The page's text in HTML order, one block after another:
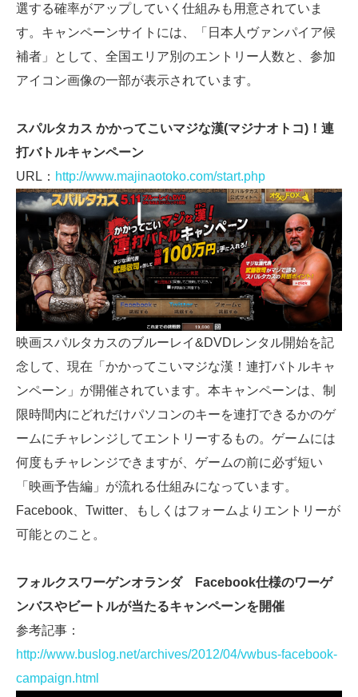
選する確率がアップしていく仕組みも用意されていま
す。キャンペーンサイトには、「日本人ヴァンパイア候
補者」として、全国エリア別のエントリー人数と、参加
アイコン画像の一部が表示されています。
スパルタカス かかってこいマジな漢(マジナオトコ)！連
打バトルキャンペーン
URL： http://www.majinaotoko.com/start.php
映画スパルタカスのブルーレイ&DVDレンタル開始を記
念して、現在「かかってこいマジな漢！連打バトルキャ
ンペーン」が開催されています。本キャンペーンは、制
限時間内にどれだけパソコンのキーを連打できるかのゲ
ームにチャレンジしてエントリーするもの。ゲームには
何度もチャレンジできますが、ゲームの前に必ず短い
「映画予告編」が流れる仕組みになっています。
Facebook、Twitter、もしくはフォームよりエントリーが
可能とのこと。
フォルクスワーゲンオランダ Facebook仕様のワーゲ
ンバスやビートルが当たるキャンペーンを開催
参考記事：
http://www.buslog.net/archives/2012/04/vwbus-facebook-
campaign.html